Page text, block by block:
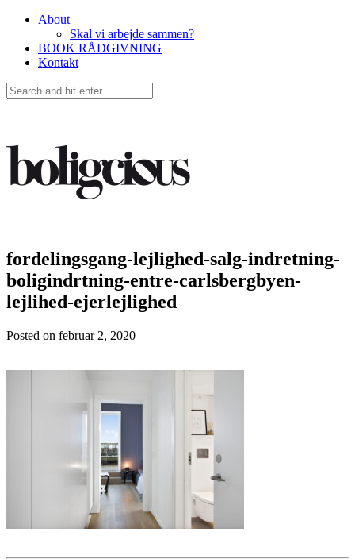
About
Skal vi arbejde sammen?
BOOK RÅDGIVNING
Kontakt
fordelingsgang-lejlighed-salg-indretning-
boligindrtning-entre-carlsbergbyen-
lejlihed-ejerlejlighed
Posted on februar 2, 2020